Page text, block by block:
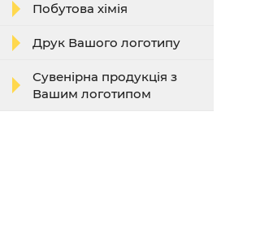
Побутова хімія
Друк Вашого логотипу
Сувенірна продукція з
Вашим логотипом